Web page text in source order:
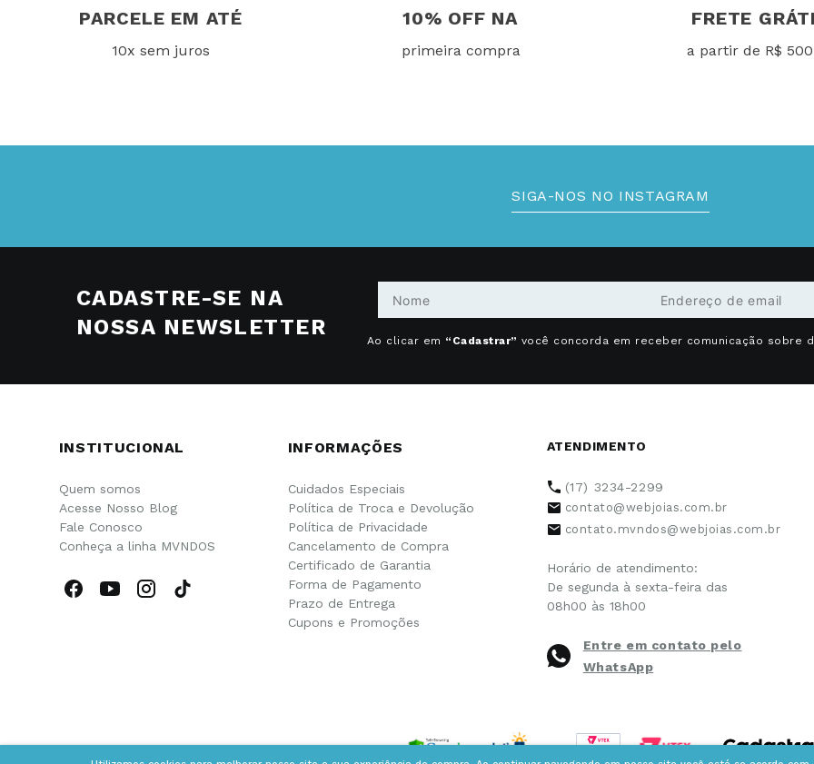
PARCELE EM ATÉ
10x sem juros
10% OFF NA
primeira compra
FRETE
a partir de R$
SIGA-NOS NO INSTAGRAM
CADASTRE-SE NA
NOSSA NEWSLETTER
Ao clicar em “Cadastrar” você concorda em receber comunicação sobre
INSTITUCIONAL
Quem somos
Acesse Nosso Blog
Fale Conosco
Conheça a linha MVNDOS
INFORMAÇÕES
Cuidados Especiais
Política de Troca e Devolução
Política de Privacidade
Cancelamento de Compra
Certificado de Garantia
Forma de Pagamento
Prazo de Entrega
Cupons e Promoções
ATENDIMENTO
(17) 3234-2299
contato@webjoias.com.br
contato.mvndos@webjoias.com.br
Horário de atendimento:
De segunda à sexta-feira das
08h00 às 18h00
Entre em contato pelo
WhatsApp